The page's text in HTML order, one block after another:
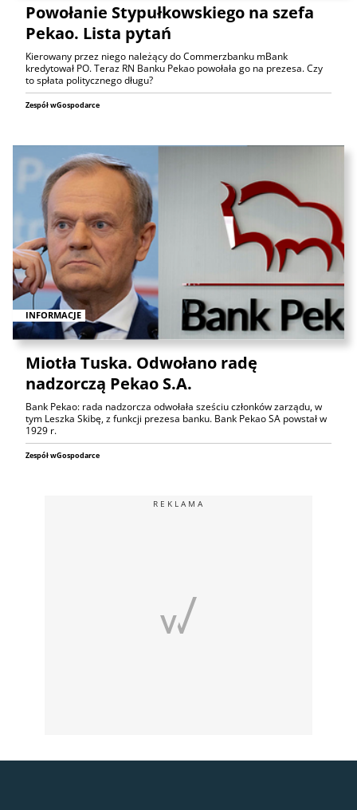
Powołanie Stypułkowskiego na szefa
Pekao. Lista pytań
Kierowany przez niego należący do Commerzbanku mBank
kredytował PO. Teraz RN Banku Pekao powołała go na prezesa. Czy
to spłata politycznego długu?
Zespół wGospodarce
INFORMACJE
Miotła Tuska. Odwołano radę
nadzorczą Pekao S.A.
Bank Pekao: rada nadzorcza odwołała sześciu członków zarządu, w
tym Leszka Skibę, z funkcji prezesa banku. Bank Pekao SA powstał w
1929 r.
Zespół wGospodarce
REKLAMA